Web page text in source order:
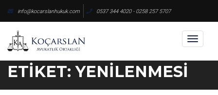
content
info@kocarslanhukuk.com 0537 344 4020 - 0258 257 5707
Toggle
ETIKET:YENILENMESI